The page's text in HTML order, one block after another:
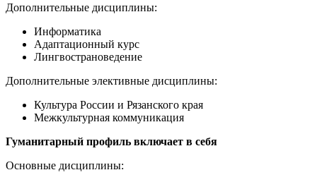
Дополнительные дисциплины:
Информатика
Адаптационный курс
Лингвострановедение
Дополнительные элективные дисциплины:
Культура России и Рязанского края
Межкультурная коммуникация
Гуманитарный профиль включает в себя
Основные дисциплины: